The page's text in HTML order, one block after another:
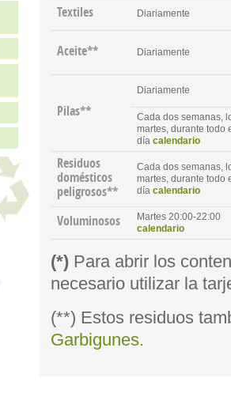
Textiles Diariamente
Aceite** Diariamente
Pilas**
Diariamente
Cada dos semanas,
martes, durante todo
díacalendario
Residuos
domésticos
peligrosos**
Cada dos semanas,
martes, durante todo
díacalendario
Voluminosos
Martes 20:00-22:00
calendario
(*) Para abrir los
necesario utilizar la
(**) Estos residuos
Garbigunes.